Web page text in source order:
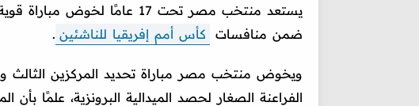
يستعد منتخب مصر تحت 17 عامًا
ضمن منافسات
كأس أمم إفريقيا للناشئين .
ويخوض منتخب مصر مباراة تحديد المركزين الثالث
الفراعنة الصغار لحصد الميدالية البرونزية، علمًا